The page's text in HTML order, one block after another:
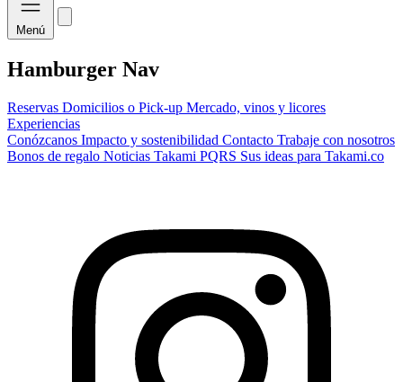
Menú
Hamburger Nav
Reservas Domicilios o Pick-up Mercado, vinos y licores
Experiencias
Conózcanos Impacto y sostenibilidad Contacto Trabaje con nosotros
Bonos de regalo Noticias Takami PQRS Sus ideas para Takami.co